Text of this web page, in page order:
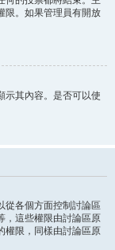
限。如果管理員有開放
示其內容。是否可以使
從各個方面控制討論區
，這些權限由討論區原
權限，同樣由討論區原